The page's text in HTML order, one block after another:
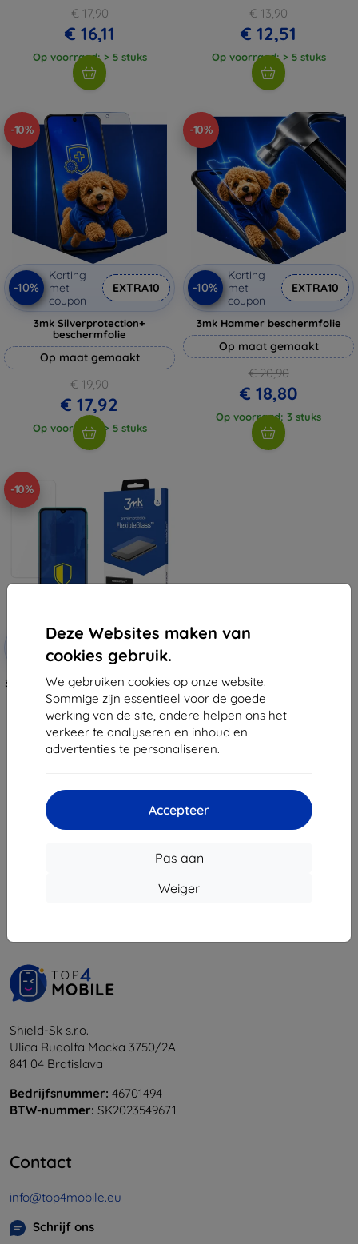
Deze Websites maken van
cookies gebruik.
We gebruiken cookies op onze website.
Sommige zijn essentieel voor de goede
werking van de site, andere helpen ons het
verkeer te analyseren en inhoud en
advertenties te personaliseren.
Accepteer
Pas aan
Weiger
€ 17,90
€ 16,11
Op voorraad: > 5 stuks
€ 13,90
€ 12,51
Op voorraad: > 5 stuks
-10%
-10%
Korting
met
coupon
EXTRA10
3mk Silverprotection+
beschermfolie
Op maat gemaakt
€ 19,90
€ 17,92
Op voorraad: > 5 stuks
-10%
-10%
Korting
met
coupon
EXTRA10
3mk Hammer beschermfolie
Op maat gemaakt
€ 20,90
€ 18,80
Op voorraad: 3 stuks
-10%
Korting
coupon
EXTRA10
3MK FlexibleGlass Huawei Y7 2019
hybride glas
€ 11,89
€ 10,71
Op voorraad: > 5 stuks
Shield-Sk s.r.o.
Ulica Rudolfa Mocka 3750/2A
841 04 Bratislava
Bedrijfsnummer: 46701494
BTW-nummer: SK2023549671
Contact
info@top4mobile.eu
Schrijf ons